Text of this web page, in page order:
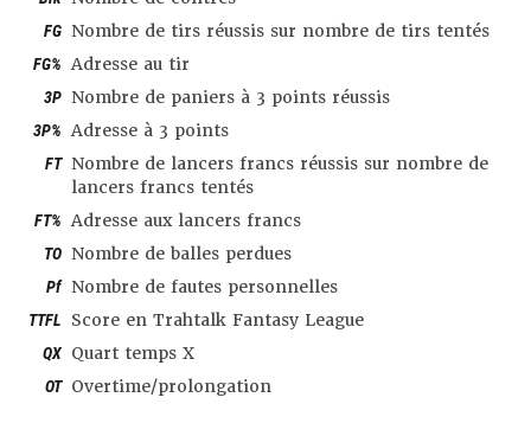
FG Nombre de tirs réussis sur nombre de tirs tentés
FG% Adresse au tir
3P Nombre de paniers à 3 points réussis
3P% Adresse à 3 points
FT Nombre de lancers francs réussis sur nombre de
lancers francs tentés
FT% Adresse aux lancers francs
TO Nombre de balles perdues
Pf Nombre de fautes personnelles
TTFL Score en Trahtalk Fantasy League
QX Quart temps X
OT Overtime/prolongation